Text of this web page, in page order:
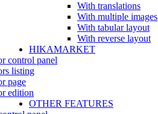
With translations
With multiple images
With tabular layout
With reverse layout
HIKAMARKET
control panel
listing
page
edition
OTHER FEATURES